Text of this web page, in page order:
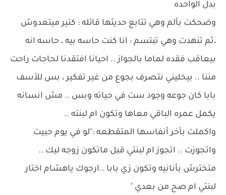
بدل الواحده
وضحكت بألم وهي تتابع حديثها قائله : كتير ميتعدوش
،ثم تنهدت وهي تبتسم : انا كنت حاسه بيه ، حاسه انه
بيعاقب فقده لماما بالجواز .. احيانا افتقدنا لحاجات راحت
مننا .. بيخليني نتصرف بجوع من غير تفكير ، بس للأسف
بابا كان جوعه وجود ست في حياته وبس .. مش انسانه
يكمل عمره الباقي معاها وتكون ام لبنته ..
واكملت بأخر أنفاسها المتقطعه :"لو في يوم حبيت
واتجوزت .. اتجوز ام لبنتي قبل ماتكون زوجه ليك ..
متخترش بأنانيه وتكون زي بابا ..ارجوك ياهشام اختار
لبنتي ام صح من بعدي "